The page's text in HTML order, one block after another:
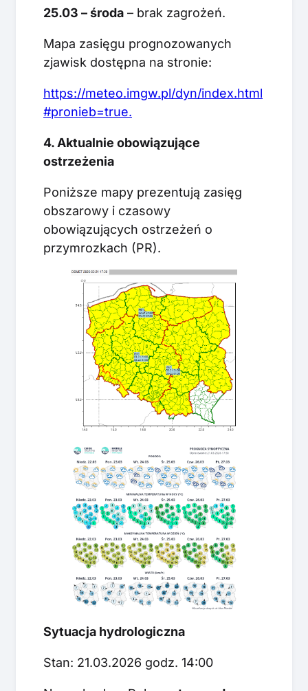
25.03 – środa – brak zagrożeń.
Mapa zasięgu prognozowanych
zjawisk dostępna na stronie:
https://meteo.imgw.pl/dyn/index.html
#pronieb=true.
4. Aktualnie obowiązujące
ostrzeżenia
Poniższe mapy prezentują zasięg
obszarowy i czasowy
obowiązujących ostrzeżeń o
przymrozkach (PR).
Sytuacja hydrologiczna
Stan: 21.03.2026 godz. 14:00